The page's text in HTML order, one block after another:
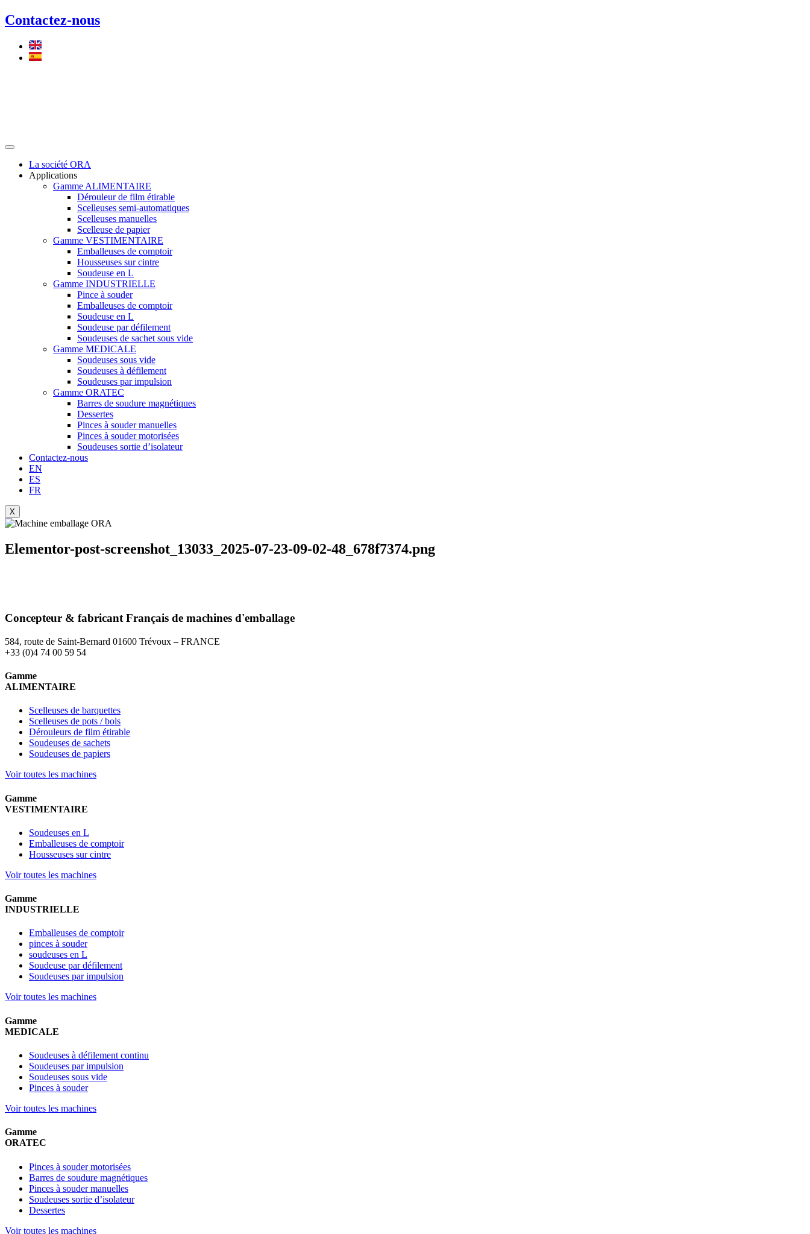
Contactez-nous
La société ORA
Applications
Gamme ALIMENTAIRE
Dérouleur de film étirable
Scelleuses semi-automatiques
Scelleuses manuelles
Scelleuse de papier
Gamme VESTIMENTAIRE
Emballeuses de comptoir
Housseuses sur cintre
Soudeuse en L
Gamme INDUSTRIELLE
Pince à souder
Emballeuses de comptoir
Soudeuse en L
Soudeuse par défilement
Soudeuses de sachet sous vide
Gamme MEDICALE
Soudeuses sous vide
Soudeuses à défilement
Soudeuses par impulsion
Gamme ORATEC
Barres de soudure magnétiques
Dessertes
Pinces à souder manuelles
Pinces à souder motorisées
Soudeuses sortie d’isolateur
Contactez-nous
EN
ES
FR
X
Elementor-post-screenshot_13033_2025-07-23-09-02-48_678f7374.png
Concepteur & fabricant Français de machines d'emballage
584, route de Saint-Bernard 01600 Trévoux – FRANCE
+33 (0)4 74 00 59 54
Gamme
ALIMENTAIRE
Scelleuses de barquettes
Scelleuses de pots / bols
Dérouleurs de film étirable
Soudeuses de sachets
Soudeuses de papiers
Voir toutes les machines
Gamme
VESTIMENTAIRE
Soudeuses en L
Emballeuses de comptoir
Housseuses sur cintre
Voir toutes les machines
Gamme
INDUSTRIELLE
Emballeuses de comptoir
pinces à souder
soudeuses en L
Soudeuse par défilement
Soudeuses par impulsion
Voir toutes les machines
Gamme
MEDICALE
Soudeuses à défilement continu
Soudeuses par impulsion
Soudeuses sous vide
Pinces à souder
Voir toutes les machines
Gamme
ORATEC
Pinces à souder motorisées
Barres de soudure magnétiques
Pinces à souder manuelles
Soudeuses sortie d’isolateur
Dessertes
Voir toutes les machines